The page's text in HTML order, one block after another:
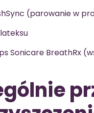
(parowanie w
Sonicare BreathRx